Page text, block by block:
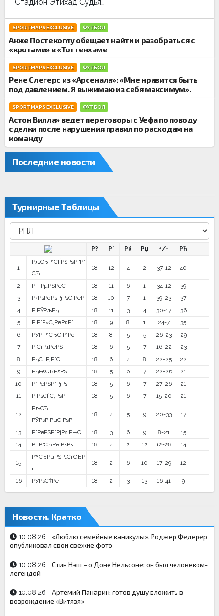
Стадион Этихад Судья…
SPORTMAPS EXCLUSIVE ФУТБОЛ
Анже Постекоглу обещает найти и разобраться с
«кротами» в «Тоттенхэме
SPORTMAPS EXCLUSIVE ФУТБОЛ
Рене Слегерс из «Арсенала»: «Мне нравится быть
под давлением. Я выжимаю из себя максимум».
SPORTMAPS EXCLUSIVE ФУТБОЛ
Астон Вилла» ведет переговоры с Уефа по поводу
сделки после нарушения правил по расходам на
команду
Последние новости
Турнирные Таблицы
Р? Р’ Рќ Рџ +/- Рћ
1
РљСЂР°СЃРЅРѕРґР°
СЂ
18 12 4 2 37-12 40
2 Р—РµРЅРёС‚ 18 11 6 1 34-12
39
3
Р›РѕРєРѕРјРѕС‚РёРІ 18 10 7 1 39-23
37
4
Р¦РЎРљРђ 18 11 3 4 30-17
36
5
Р‘Р°Р»С‚РёРєР° 18 9 8 1 24-7
35
6
РЎРїР°СЂС‚Р°Рє 18 8 5 5 26-23
29
7
Р СѓР±РёРЅ 18 6 5 7 16-22
23
8
РђС…РјР°С‚ 18 6 4 8 22-25
22
9
РђРєСЂРѕРЅ 18 5 6 7 22-26
21
10
Р”РёРЅР°РјРѕ 18 5 6 7 27-26
21
11
Р РѕСЃС‚РѕРІ 18 5 6 7 15-20 21
12
РљСЂ.
РЎРѕРІРµС‚РѕРІ
18 4 5 9 20-33 17
13 Р”РёРЅР°РјРѕ РњС… 18 3 6 9 8-21
15
14
РџР°СЂРё РќРќ 18 4 2 12 12-28 14
15
РћСЂРµРЅР±СѓСЂР
і
18 2 6 10 17-29 12
16 РЎРѕС‡Рё 18 2 3 13 16-41 9
Новости. Кратко
10.08.26
«Люблю семейные каникулы». Роджер Федерер
опубликовал свои свежие фото
10.08.26
Стив Нэш – о Доне Нельсоне: он был человеком-
легендой
10.08.26
Артемий Панарин: готов душу вложить в
возрождение «Витязя»